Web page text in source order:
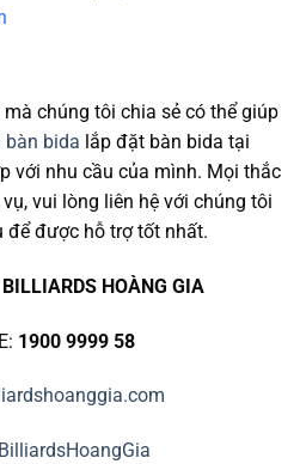
chúng tôi chia sẻ có thể giúp
bàn bida lắp đặt bàn bida tại
với nhu cầu của mình. Mọi thắc
vui lòng liên hệ với chúng tôi
để được hỗ trợ tốt nhất.
HOÀNG GIA
1900 9999 58
BilliardsHoangGia